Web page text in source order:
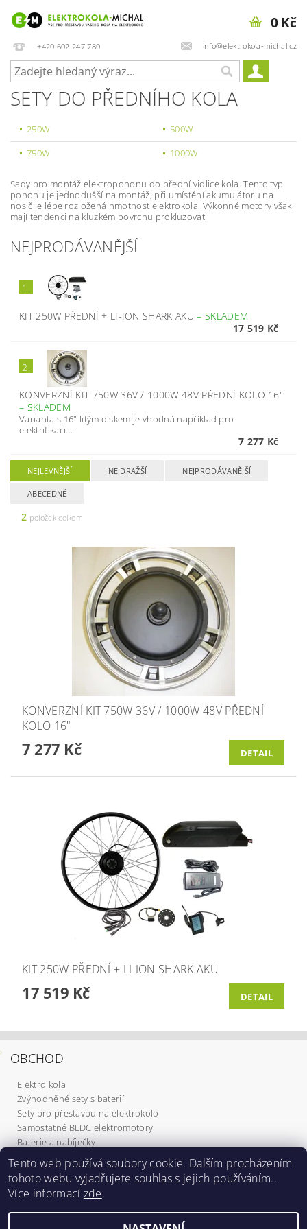
+420 602 247 780 info@elektrokola-michal.cz
0 Kč
SETY DO PŘEDNÍHO KOLA
250W
500W
750W
1000W
Sady pro montáž elektropohonu do přední vidlice kola. Tento typ
pohonu je jednodušší na montáž, při umístění akumulátoru na
nosič je lépe rozložená hmotnost elektrokola. Výkonné motory však
mají tendenci na kluzkém povrchu prokluzovat.
NEJPRODÁVANĚJŠÍ
1.
KIT 250W PŘEDNÍ + LI-ION SHARK AKU– SKLADEM
17 519 Kč
2.
KONVERZNÍ KIT 750W 36V / 1000W 48V PŘEDNÍ KOLO 16"
– SKLADEM
Varianta s 16" litým diskem je vhodná například pro
elektrifikaci...
7 277 Kč
NEJLEVNĚJŠÍ NEJDRAŽŠÍ NEJPRODÁVANĚJŠÍ
ABECEDNĚ
2 položek celkem
KONVERZNÍ KIT 750W 36V / 1000W 48V PŘEDNÍ
KOLO 16"
7 277 Kč DETAIL
KIT 250W PŘEDNÍ + LI-ION SHARK AKU
17 519 Kč DETAIL
OBCHOD
Elektro kola
Zvýhodněné sety s baterií
Sety pro přestavbu na elektrokolo
Samostatné BLDC elektromotory
Baterie a nabíječky
Komponenty
Elektrokoloběžky
Služby
Dárkové poukazy
Tento web používá soubory cookie. Dalším procházením
tohoto webu vyjadřujete souhlas s jejich používáním..
Více informací zde.